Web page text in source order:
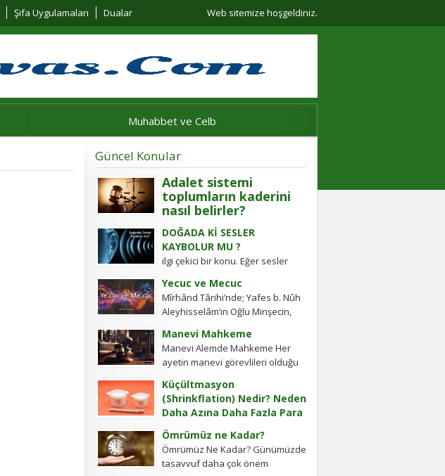
Şifa Uygulamaları Dualar Web sitemize hoşgeldiniz.
Muhabbet ve Celb
Güncel Konular
Adalet sistemi
toplumların kaderini
nasıl belirler?
Adalet sistemi güçlü olmayan
ülkelerde halkın değişim gücü
tarihten bugüne toplumsal
hareketleri şekillendirdi. Detayları
keşfedin!
DOĞADA Kİ SESLER
KAYBOLUR MU ?
ilgi çekici bir konu. Eğer sesler
sonra ulaşabilmek mümkün
müdür? Tübitak’a sormuşlar,
cevap vermiş. Soru: Ses bir...
Yecuc ve Mecuc
Mîrhând Târihi’nde; Yafes b. Nûh
Aleyhisselâm’ın Oğlu Minşecin,
Olup, Yafes’in Evlâdı Âleme
Dağıldıkta, Bunlar...
Manevi Mahkeme
Manevi Alemde Mahkeme Her
ayetin manevi görevlileri olduğu
bu kullar manevi mahkeme
görevlileridir.Ayetel kürsi...
Küçültmasyon
(Shrinkflation) Nedir? Neden
Daha Azına Daha Fazla Para
Ödüyoruz?
En sevdiğiniz çikolatanın biraz
daha küçük olduğunu, aynı
büyüklükteki pakette daha az
Ömrümüz ne Kadar?
Ömrümüz Ne Kadar? Günümüzde
tasavvuf daha çok önem